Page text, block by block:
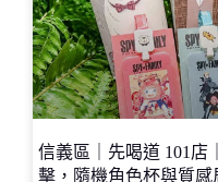
信義區｜先喝道 101店
擊，隨機角色杯與質感